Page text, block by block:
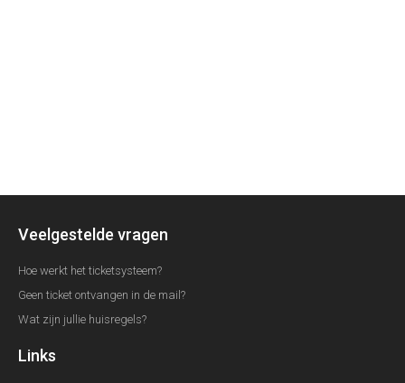
Veelgestelde vragen
Hoe werkt het ticketsysteem?
Geen ticket ontvangen in de mail?
Wat zijn jullie huisregels?
Links